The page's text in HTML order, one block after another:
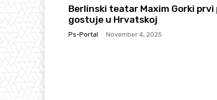
Berlinski teatar Maxim Gorki prvi
gostuje u Hrvatskoj
Ps-Portal - November 4, 2025